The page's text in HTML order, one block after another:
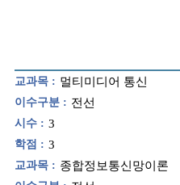
교과목 : 멀티미디어 통신
이수구분 : 전선
시수 : 3
학점 : 3
교과목 : 종합정보통신망이론